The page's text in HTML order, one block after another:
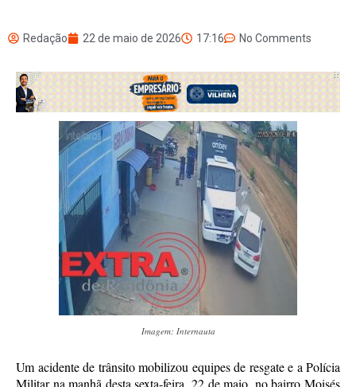
Redação 22 de maio de 2026 17:16 No Comments
Imagem: Internauta
Um acidente de trânsito mobilizou equipes de resgate e a Polícia
Militar na manhã desta sexta-feira, 22 de maio, no bairro Moisés